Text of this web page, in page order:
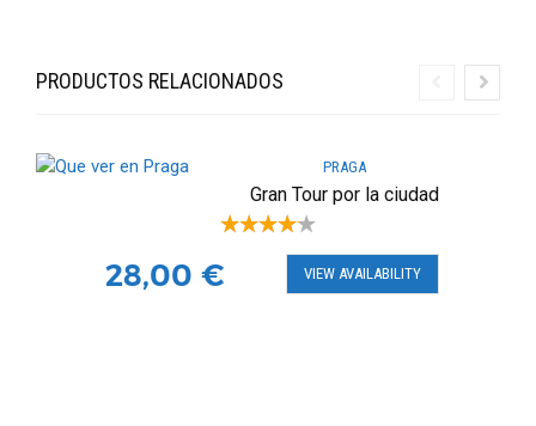
PRODUCTOS RELACIONADOS
PRAGA
Gran Tour por la ciudad
VIEW AVAILABILITY
28,00 €